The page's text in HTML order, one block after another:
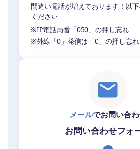
間違い電話が増えております！以
ください
※IP電話局番「050」の押し忘れ
※外線「0」発信は「0」の押し忘れ
メールでお問い合
お問い合わせフォ